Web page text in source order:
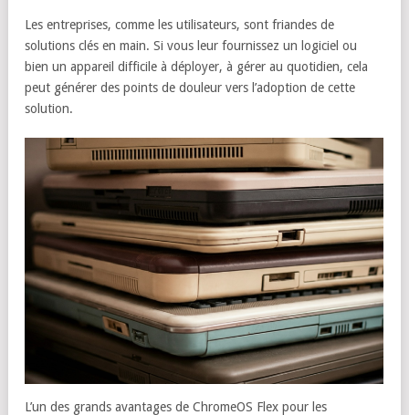
Les entreprises, comme les utilisateurs, sont friandes de
solutions clés en main. Si vous leur fournissez un logiciel ou
bien un appareil difficile à déployer, à gérer au quotidien, cela
peut générer des points de douleur vers l’adoption de cette
solution.
L’un des grands avantages de ChromeOS Flex pour les